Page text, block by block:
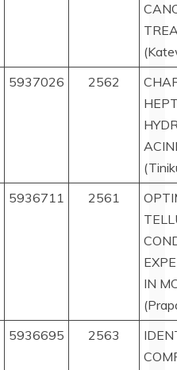
5937026 2562
5936711 2561
IN
5936695 2563